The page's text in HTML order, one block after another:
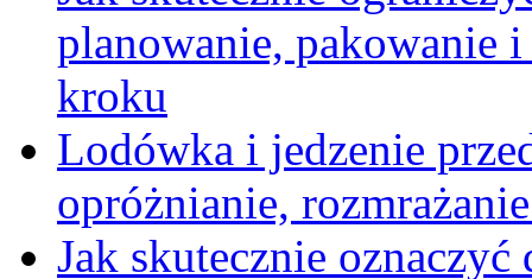
planowanie, pakowanie
kroku
Lodówka i jedzenie
opróżnianie,
Jak skutecznie